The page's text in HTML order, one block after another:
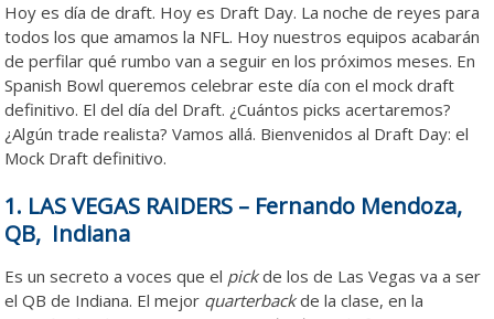
Hoy es día de draft. Hoy es Draft Day. La noche de reyes para
todos los que amamos la NFL. Hoy nuestros equipos acabarán
de perfilar qué rumbo van a seguir en los próximos meses. En
Spanish Bowl queremos celebrar este día con el mock draft
definitivo. El del día del Draft. ¿Cuántos picks acertaremos?
¿Algún trade realista? Vamos allá. Bienvenidos al Draft Day: el
Mock Draft definitivo.
1. LAS VEGAS RAIDERS – Fernando Mendoza,
QB, Indiana
Es un secreto a voces que el pickde los de Las Vegas va a ser
el QB de Indiana. El mejor quarterbackde la clase, en la